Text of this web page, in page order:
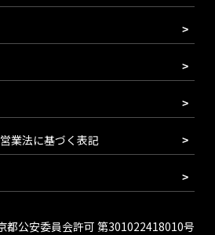
業法に基づく表記
都公安委員会許可 第301022418010号